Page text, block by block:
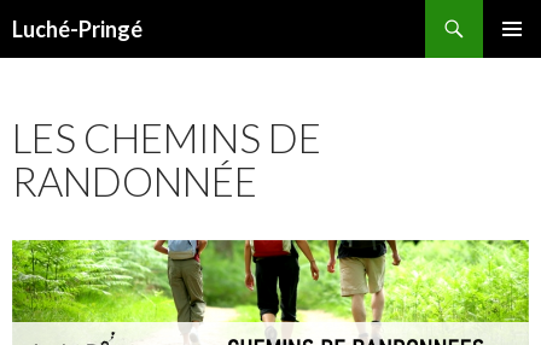
Luché-Pringé
LES CHEMINS DE
RANDONNÉE